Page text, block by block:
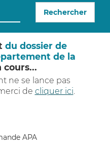
a
i
g
Rechercher
du dossier de
de la
cours...
ne se lance pas
de cliquer ici.